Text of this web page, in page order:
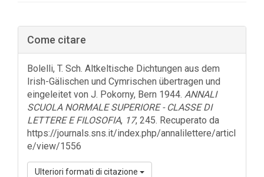
Barra
laterale
dell'articolo
Come citare
Bolelli, T. Sch. Altkeltische Dichtungen aus dem
Irish-Gälischen und Cymrischen übertragen und
eingeleitet von J. Pokorny, Bern 1944. ANNALI
SCUOLA NORMALE SUPERIORE - CLASSE DI
LETTERE E FILOSOFIA, 17, 245. Recuperato da
https://journals.sns.it/index.php/annalilettere/articl
e/view/1556
Ulteriori formati di citazione